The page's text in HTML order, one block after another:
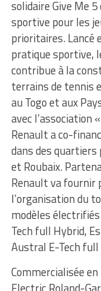
solidaire Give Me
sportive pour les
prioritaires. Lancé
pratique sportive,
contribue à la
terrains de tennis
au Togo et aux
avec l’association
Renault a co-
dans des
et Roubaix.
Renault va fournir
l’organisation du
modèles électrifiés
Tech full Hybrid,
Austral E-Tech
Commercialisée